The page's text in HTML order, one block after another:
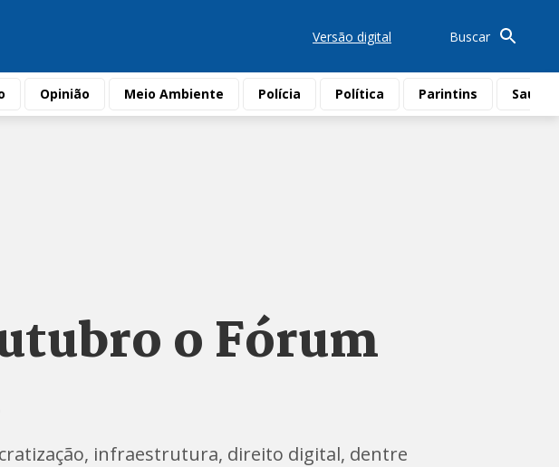
Versão digital Buscar
Opinião Meio Ambiente Polícia Política Parintins Saúde
o Fórum
infraestrutura, direito digital, dentre